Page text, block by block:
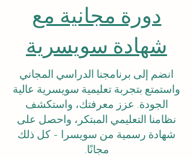
دورة مجانية مع
شهادة سويسرية
انضم إلى برنامجنا الدراسي المجاني
واستمتع بتجربة تعليمية سويسرية عالية
الجودة. عزز معرفتك، واستكشف
نظامنا التعليمي المبتكر، واحصل على
شهادة رسمية من سويسرا - كل ذلك
مجانًا.